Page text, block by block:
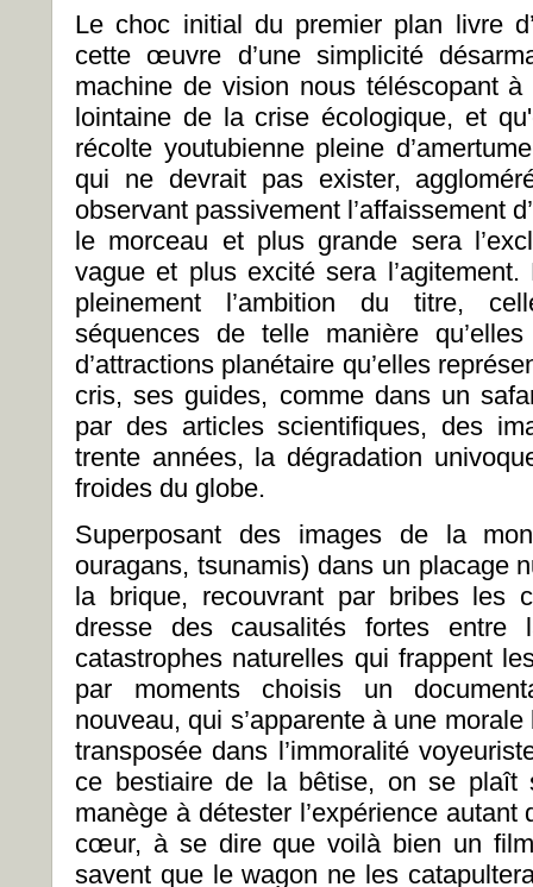
Le choc initial du premier plan livre
cette œuvre d’une simplicité
machine de vision nous téléscopant
lointaine de la crise écologique, et
récolte youtubienne pleine
qui ne devrait pas exister,
observant passivement l’affaissement
le morceau et plus grande sera
vague et plus excité sera
pleinement l’ambition du titre,
séquences de telle manière
d’attractions planétaire qu’elles
cris, ses guides, comme dans un
par des articles scientifiques, des
trente années, la dégradation
froides du globe.
Superposant des images de la
ouragans, tsunamis) dans un placage
la brique, recouvrant par bribes les
dresse des causalités fortes
catastrophes naturelles qui frappent
par moments choisis un
nouveau, qui s’apparente à une
transposée dans l’immoralité
ce bestiaire de la bêtise, on se plaît
manège à détester l’expérience autant
cœur, à se dire que voilà bien un
savent que le wagon ne les